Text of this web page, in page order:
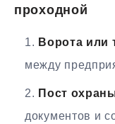
проходной
Ворота или
между
Пост
документов и